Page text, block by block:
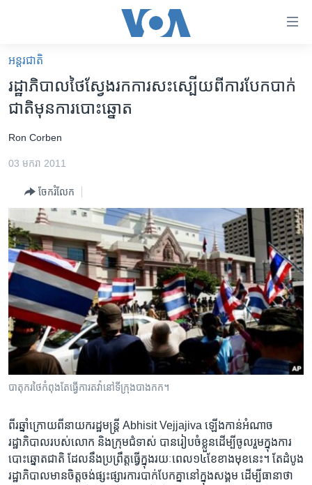
គេហទំព័រ​
ទាក់ទង
រំលង​
និង​
ទំព័រ​
រំលង​
និង​
ចូល​
ទៅ​
ទំព័រ​
រចនា
សម្ព័ន្ធ​
រំលង​
ទំព័រ​
ស្វែង​
រក
អន្តរជាតិ
កម្ពុជាច្នៃប្រតិដ្ឋ
ព្រឹត្តិការណ៍ព័ត៌មាន
ទូរទស្សន៍ / វីដេអូ​
វិទ្យុ / ផតខាសថ៍
កម្មវិធីទាំងអស់
Khmer English
បណ្តាញ​សង្គម
ភាសា
អន្តរជាតិ
រដ្ឋាភិបាល​ថៃ​​ស្វែងរក​​ការ​សះស្បើយ​ពី​ការ​បែកបាក់​
ជាតិ​មុន​ការ​បោះឆ្នោត
Ron Corben
03 មករា 2011
ចែករំលែក
បាតុករ​ថៃ​កំពុង​តែ​ធ្វើ​ការ​តវ៉ានៅ​ទី​ក្រុង​បាង​កក។​​
ពីរឆ្នាំ​ក្រោយ​ពី​នាយក​រដ្ឋមន្ដ្រី​ Abhisit Vejjajiva ​ឡើង​កាន់​អំណាច​
រដ្ឋាភិបាល​របស់​លោក ​និង​ក្រុម​ជំទាស់​ បាន​រៀប​ចំ​ខ្លួន​ដើម្បី​ចូល​រួម​ក្នុង​ការ
បោះឆ្នោត​ជាតិ​ ដែល​នឹង​ប្រព្រឹត្ដ​ធ្វើ​ក្នុង​រយៈ​ពេល​១៤​ខែ​ខាង​មុខ​នេះ។ តែ​ដំបូង​
រដ្ឋាភិបាល​មាន​ចិត្ដ​ចង់​ផ្សះផ្សារ​ការ​បាក់បែក​គ្នា​នៅ​ក្នុង​សង្គម​ ដើម្បី​ធានា​ថា